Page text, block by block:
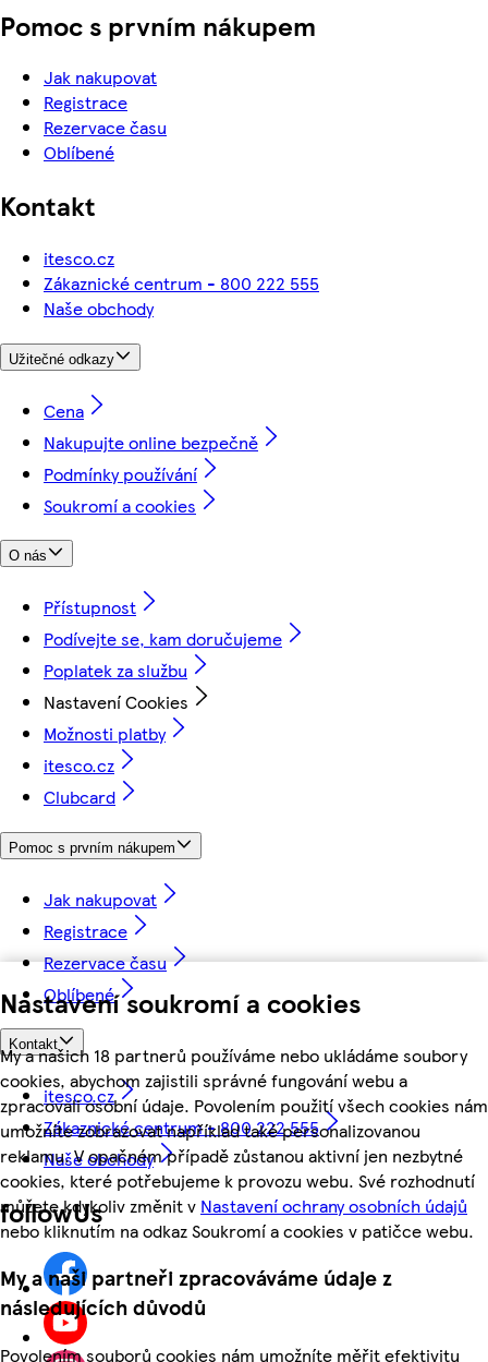
Nastavení soukromí a cookies
My a našich 18 partnerů používáme nebo ukládáme soubory
cookies, abychom zajistili správné fungování webu a
zpracovali osobní údaje. Povolením použití všech cookies nám
umožníte zobrazovat například také personalizovanou
reklamu. V opačném případě zůstanou aktivní jen nezbytné
cookies, které potřebujeme k provozu webu. Své rozhodnutí
můžete kdykoliv změnit v Nastavení ochrany osobních údajů
nebo kliknutím na odkaz Soukromí a cookies v patičce webu.
My a naši partneři zpracováváme údaje z
následujících důvodů
Povolením souborů cookies nám umožníte měřit efektivitu
Pomoc s prvním nákupem
Jak nakupovat
Registrace
Rezervace času
Oblíbené
Kontakt
itesco.cz
Zákaznické centrum - 800 222 555
Naše obchody
Užitečné odkazy
Cena
Nakupujte online bezpečně
Podmínky používání
Soukromí a cookies
O nás
Přístupnost
Podívejte se, kam doručujeme
Poplatek za službu
Nastavení Cookies
Možnosti platby
itesco.cz
Clubcard
Pomoc s prvním nákupem
Jak nakupovat
Registrace
Rezervace času
Oblíbené
Kontakt
itesco.cz
Zákaznické centrum - 800 222 555
Naše obchody
followUs